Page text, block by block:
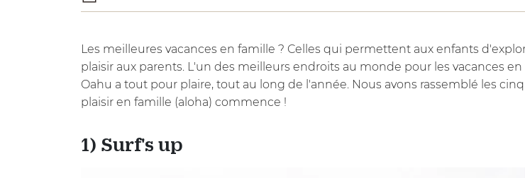
Les meilleures vacances en famille ? Celles qui permettent aux enfants
plaisir aux parents. L'un des meilleurs endroits au monde pour les vacances
Oahu a tout pour plaire, tout au long de l'année. Nous avons rassemblé les
plaisir en famille (aloha) commence !
1) Surf's up